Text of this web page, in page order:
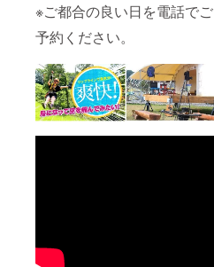
※ご都合の良い日を電話でご
予約ください。